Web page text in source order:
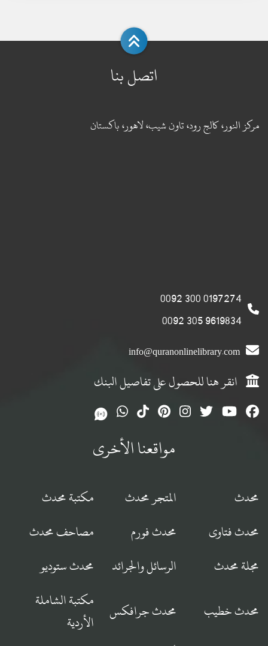
اتصل بنا
مركز النور، كالج رود، تاون شيب، لاهور، باكستان
0197274 300 0092
9619834 305 0092
info@quranonlinelibrary.com
انقر هنا للحصول على تفاصيل البنك
مواقعنا الأخرى
محدث المتجر محدث
مكتبة محدث
محدث فتاوى
محدث فورم
مصاحف محدث
مجلة محدث
الرسائل والجرائد محدث ستوديو
محدث خطيب محدث جرافكس
مكتبة الشاملة
الأردية